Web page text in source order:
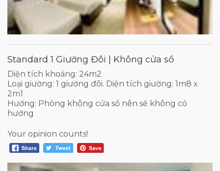
Standard 1 Giường Đôi | Không cửa sổ
Diện tích khoảng: 24m2
Loại giường: 1 giường đôi. Diện tích giường: 1m8 x
2m1
Hướng: Phòng không cửa sổ nên sẽ không có
hướng
Your opinion counts!